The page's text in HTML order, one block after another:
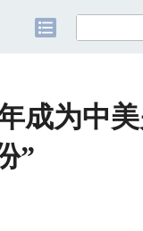
成为中
”